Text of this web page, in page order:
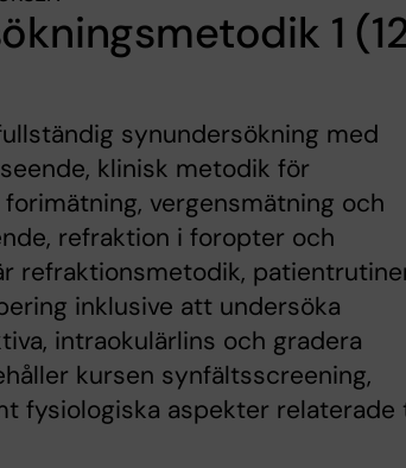
1
synundersökning med
klinisk metodik för
vergensmätning och
refraktion i foropter och
refraktionsmetodik,
inklusive att undersöka
intraokulärlins och gradera
kursen synfältsscreening,
fysiologiska aspekter relaterade